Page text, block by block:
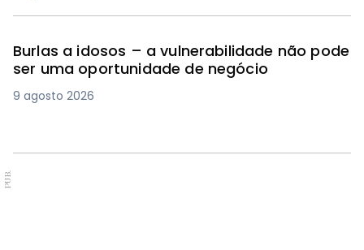
Burlas a idosos – a vulnerabilidade não pode
ser uma oportunidade de negócio
9 agosto 2026
PUB.